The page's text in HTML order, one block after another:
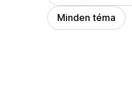
Minden téma